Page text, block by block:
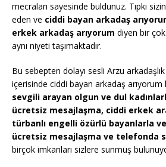
mecraları sayesinde buldunuz. Tıpkı
eden ve ciddi bayan arkadaş
erkek arkadaş arıyorum diyen bir
aynı niyeti taşımaktadır.
Bu sebepten dolayı sesli Arzu
içerisinde ciddi bayan arkadaş arıyorum
sevgili arayan olgun ve dul
ücretsiz mesajlaşma, ciddi erkek
türbanlı engelli özürlü bayanlarla
ücretsiz mesajlaşma ve telefonda
birçok imkanları sizlere sunmuş